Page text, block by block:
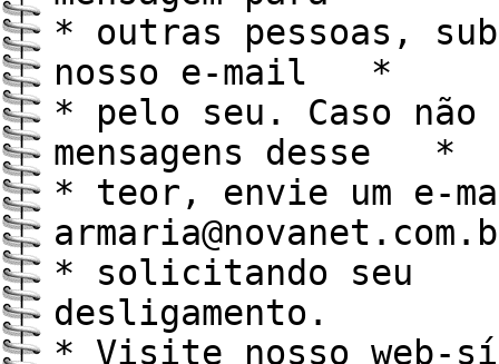
* outras pessoas,
nosso e-mail *
* pelo seu. Caso
mensagens desse *
* teor, envie um e-
* solicitando seu
* Visite nosso web-